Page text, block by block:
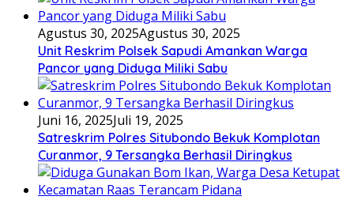
Agustus 30, 2025Agustus 30, 2025
Unit Reskrim Polsek Sapudi Amankan Warga
Pancor yang Diduga Miliki Sabu
Juni 16, 2025Juli 19, 2025
Satreskrim Polres Situbondo Bekuk Komplotan
Curanmor, 9 Tersangka Berhasil Diringkus